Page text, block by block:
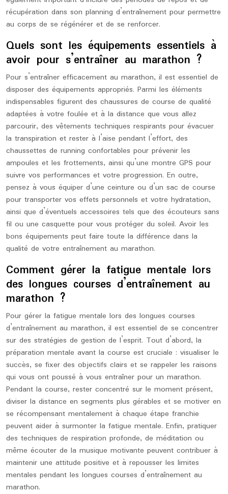
récupération dans son planning d’entraînement pour permettre
au corps de se régénérer et de se renforcer.
Quels sont les équipements essentiels à
avoir pour s’entraîner au marathon ?
Pour s’entraîner efficacement au marathon, il est essentiel de
disposer des équipements appropriés. Parmi les éléments
indispensables figurent des chaussures de course de qualité
adaptées à votre foulée et à la distance que vous allez
parcourir, des vêtements techniques respirants pour évacuer
la transpiration et rester à l’aise pendant l’effort, des
chaussettes de running confortables pour prévenir les
ampoules et les frottements, ainsi qu’une montre GPS pour
suivre vos performances et votre progression. En outre,
pensez à vous équiper d’une ceinture ou d’un sac de course
pour transporter vos effets personnels et votre hydratation,
ainsi que d’éventuels accessoires tels que des écouteurs sans
fil ou une casquette pour vous protéger du soleil. Avoir les
bons équipements peut faire toute la différence dans la
qualité de votre entraînement au marathon.
Comment gérer la fatigue mentale lors
des longues courses d’entraînement au
marathon ?
Pour gérer la fatigue mentale lors des longues courses
d’entraînement au marathon, il est essentiel de se concentrer
sur des stratégies de gestion de l’esprit. Tout d’abord, la
préparation mentale avant la course est cruciale : visualiser le
succès, se fixer des objectifs clairs et se rappeler les raisons
qui vous ont poussé à vous entraîner pour un marathon.
Pendant la course, rester concentré sur le moment présent,
diviser la distance en segments plus gérables et se motiver en
se récompensant mentalement à chaque étape franchie
peuvent aider à surmonter la fatigue mentale. Enfin, pratiquer
des techniques de respiration profonde, de méditation ou
même écouter de la musique motivante peuvent contribuer à
maintenir une attitude positive et à repousser les limites
mentales pendant les longues courses d’entraînement au
marathon.